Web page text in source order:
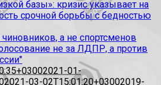
базы»: кризис указывает на
срочной борьбы с бедностью
а не спортсменов
не за ЛДПР, а против
2021-01-
2021-03-02T15:01:20+03002019-